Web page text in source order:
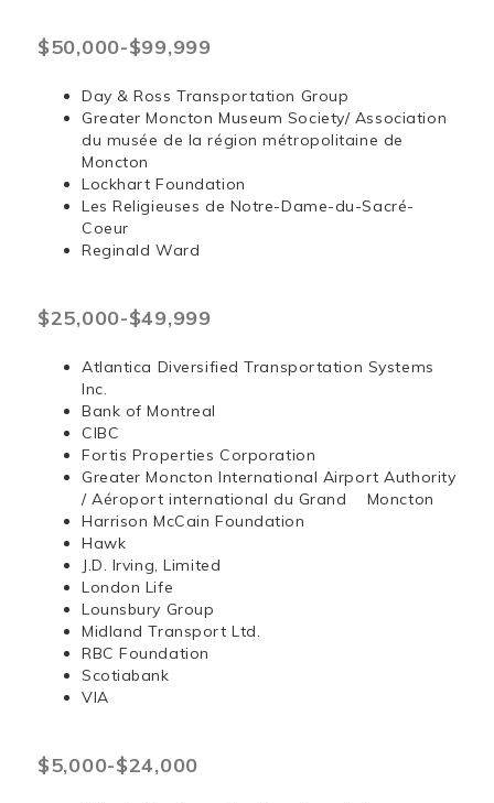
$50,000-$99,999
Day & Ross Transportation Group
Greater Moncton Museum Society/ Association
du musée de la région métropolitaine de
Moncton
Lockhart Foundation
Les Religieuses de Notre-Dame-du-Sacré-
Coeur
Reginald Ward
$25,000-$49,999
Atlantica Diversified Transportation Systems
Inc.
Bank of Montreal
CIBC
Fortis Properties Corporation
Greater Moncton International Airport Authority
/ Aéroport international du Grand Moncton
Harrison McCain Foundation
Hawk
J.D. Irving, Limited
London Life
Lounsbury Group
Midland Transport Ltd.
RBC Foundation
Scotiabank
VIA
$5,000-$24,000